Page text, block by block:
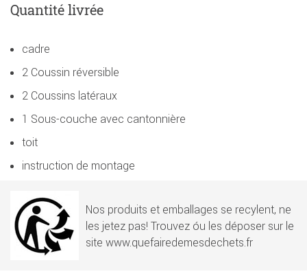
Quantité livrée
cadre
2 Coussin réversible
2 Coussins latéraux
1 Sous-couche avec cantonnière
toit
instruction de montage
Nos produits et emballages se recylent, ne
les jetez pas! Trouvez óu les déposer sur le
site www.quefairedemesdechets.fr